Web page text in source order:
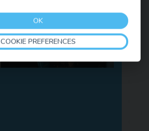
OK
COOKIE PREFERENCES